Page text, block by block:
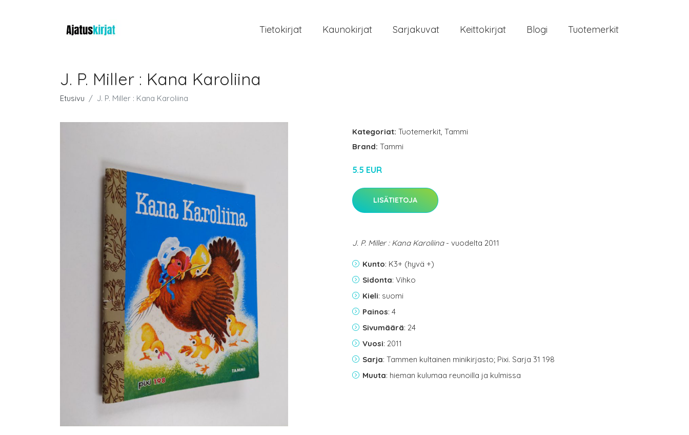
Tietokirjat Kaunokirjat Sarjakuvat Keittokirjat Blogi Tuotemerkit
J. P. Miller : Kana Karoliina
Etusivu J. P. Miller : Kana Karoliina
Kategoriat: Tuotemerkit, Tammi
Brand: Tammi
5.5 EUR
LISÄTIETOJA
J. P. Miller : Kana Karoliina- vuodelta 2011
Kunto: K3+ (hyvä +)
Sidonta: Vihko
Kieli: suomi
Painos: 4
Sivumäärä: 24
Vuosi: 2011
Sarja: Tammen kultainen minikirjasto; Pixi. Sarja 31 198
Muuta: hieman kulumaa reunoilla ja kulmissa